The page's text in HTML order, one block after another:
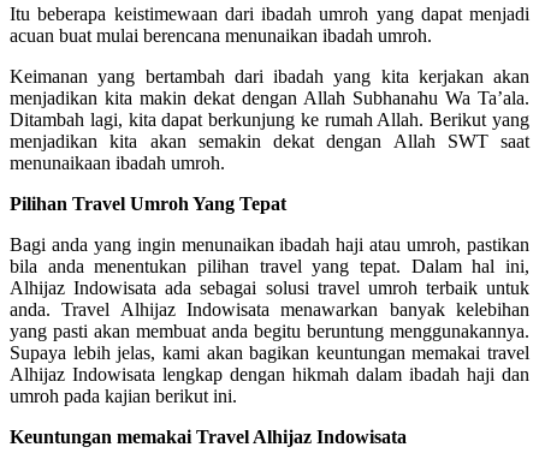
Itu beberapa keistimewaan dari ibadah umroh yang dapat menjadi
acuan buat mulai berencana menunaikan ibadah umroh.
Keimanan yang bertambah dari ibadah yang kita kerjakan akan
menjadikan kita makin dekat dengan Allah Subhanahu Wa Ta’ala.
Ditambah lagi, kita dapat berkunjung ke rumah Allah. Berikut yang
menjadikan kita akan semakin dekat dengan Allah SWT saat
menunaikaan ibadah umroh.
Pilihan Travel Umroh Yang Tepat
Bagi anda yang ingin menunaikan ibadah haji atau umroh, pastikan
bila anda menentukan pilihan travel yang tepat. Dalam hal ini,
Alhijaz Indowisata ada sebagai solusi travel umroh terbaik untuk
anda. Travel Alhijaz Indowisata menawarkan banyak kelebihan
yang pasti akan membuat anda begitu beruntung menggunakannya.
Supaya lebih jelas, kami akan bagikan keuntungan memakai travel
Alhijaz Indowisata lengkap dengan hikmah dalam ibadah haji dan
umroh pada kajian berikut ini.
Keuntungan memakai Travel Alhijaz Indowisata